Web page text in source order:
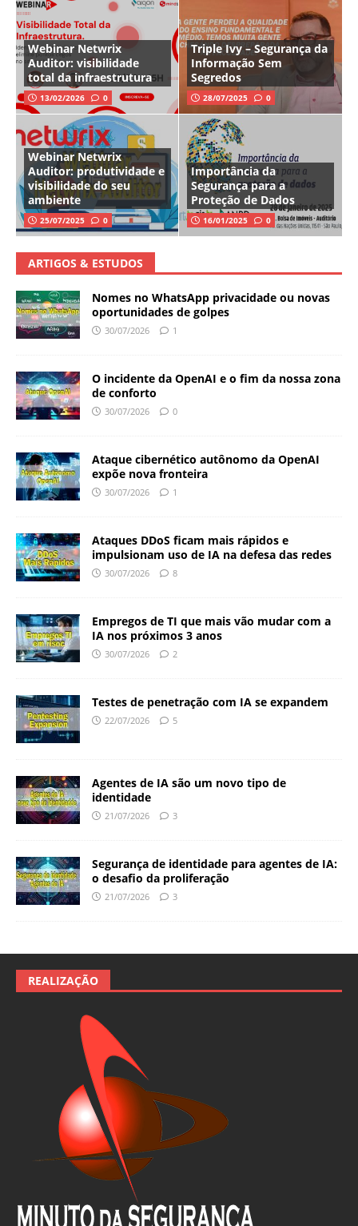
Webinar Netwrix
Auditor: visibilidade
total da infraestrutura
13/02/2026 0
Triple Ivy – Segurança da
Informação Sem
Segredos
28/07/2025 0
Webinar Netwrix
Auditor: produtividade e
visibilidade do seu
ambiente
25/07/2025 0
Importância da
Segurança para a
Proteção de Dados
16/01/2025 0
ARTIGOS & ESTUDOS
Nomes no WhatsApp privacidade ou novas
oportunidades de golpes
30/07/2026 1
O incidente da OpenAI e o fim da nossa zona
de conforto
30/07/2026 0
Ataque cibernético autônomo da OpenAI
expõe nova fronteira
30/07/2026 1
Ataques DDoS ficam mais rápidos e
impulsionam uso de IA na defesa das redes
30/07/2026 8
Empregos de TI que mais vão mudar com a
IA nos próximos 3 anos
30/07/2026 2
Testes de penetração com IA se expandem
22/07/2026 5
Agentes de IA são um novo tipo de
identidade
21/07/2026 3
Segurança de identidade para agentes de IA:
o desafio da proliferação
21/07/2026 3
REALIZAÇÃO